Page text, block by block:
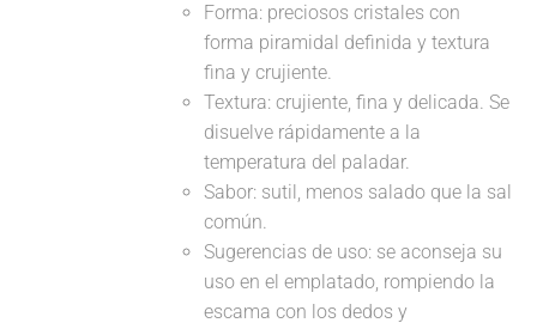
Forma: preciosos cristales con
forma piramidal definida y textura
fina y crujiente.
Textura: crujiente, fina y delicada. Se
disuelve rápidamente a la
temperatura del paladar.
Sabor: sutil, menos salado que la sal
común.
Sugerencias de uso: se aconseja su
uso en el emplatado, rompiendo la
escama con los dedos y